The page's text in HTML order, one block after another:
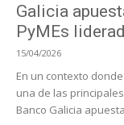
Galicia
PyMEs
15/04/2026
En un contexto
una de las
Banco Galicia